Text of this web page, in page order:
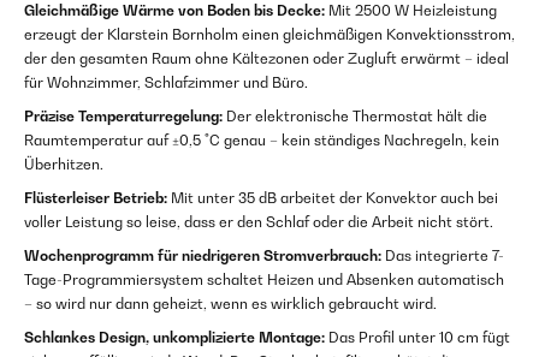
Gleichmäßige Wärme von Boden bis Decke: Mit 2500 W Heizleistung
erzeugt der Klarstein Bornholm einen gleichmäßigen Konvektionsstrom,
der den gesamten Raum ohne Kältezonen oder Zugluft erwärmt – ideal
für Wohnzimmer, Schlafzimmer und Büro.
Präzise Temperaturregelung: Der elektronische Thermostat hält die
Raumtemperatur auf ±0,5 °C genau – kein ständiges Nachregeln, kein
Überhitzen.
Flüsterleiser Betrieb: Mit unter 35 dB arbeitet der Konvektor auch bei
voller Leistung so leise, dass er den Schlaf oder die Arbeit nicht stört.
Wochenprogramm für niedrigeren Stromverbrauch: Das integrierte 7-
Tage-Programmiersystem schaltet Heizen und Absenken automatisch
– so wird nur dann geheizt, wenn es wirklich gebraucht wird.
Schlankes Design, unkomplizierte Montage: Das Profil unter 10 cm fügt